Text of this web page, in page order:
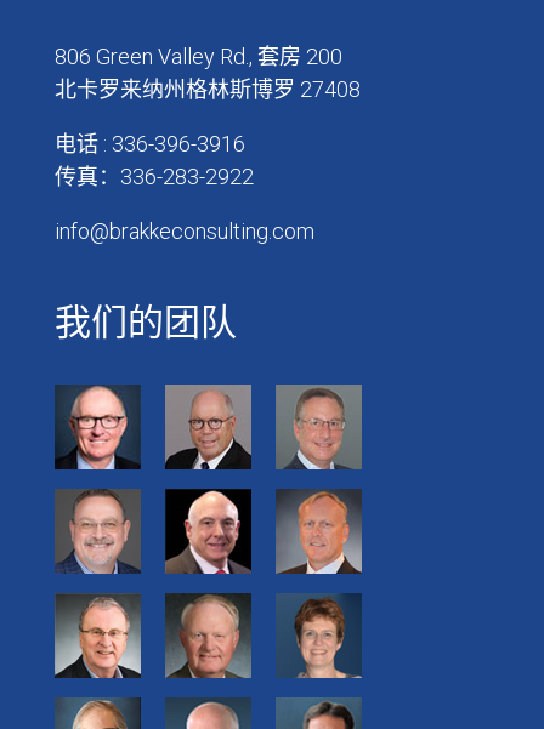
806 Green Valley Rd., 套房 200
北卡罗来纳州格林斯博罗 27408
电话 : 336-396-3916
传真：336-283-2922
info@brakkeconsulting.com
我们的团队